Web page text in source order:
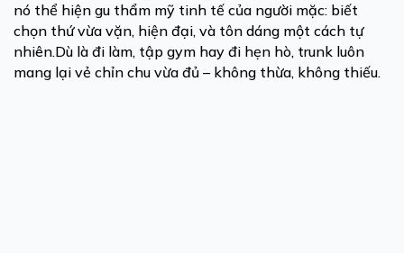
nó thể hiện gu thẩm mỹ tinh tế của người mặc: biết
chọn thứ vừa vặn, hiện đại, và tôn dáng một cách tự
nhiên.Dù là đi làm, tập gym hay đi hẹn hò, trunk luôn
mang lại vẻ chỉn chu vừa đủ – không thừa, không thiếu.